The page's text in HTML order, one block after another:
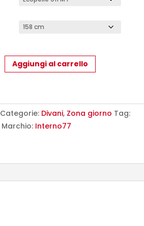
Aggiungi al carrello
Categorie: Divani, Zona giorno Tag:
Marchio: Interno77